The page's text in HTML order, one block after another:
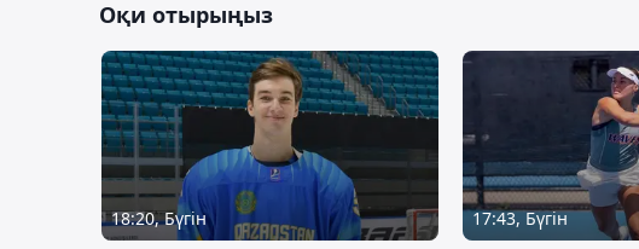
Оқи отырыңыз
18:20, Бүгін 17:43, Бүгін